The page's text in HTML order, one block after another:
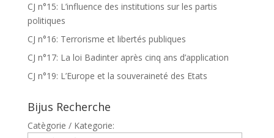
CJ n°15: L’influence des institutions sur les partis
politiques
CJ n°16: Terrorisme et libertés publiques
CJ n°17: La loi Badinter après cinq ans d’application
CJ n°19: L’Europe et la souveraineté des Etats
Bijus Recherche
Catègorie / Kategorie: